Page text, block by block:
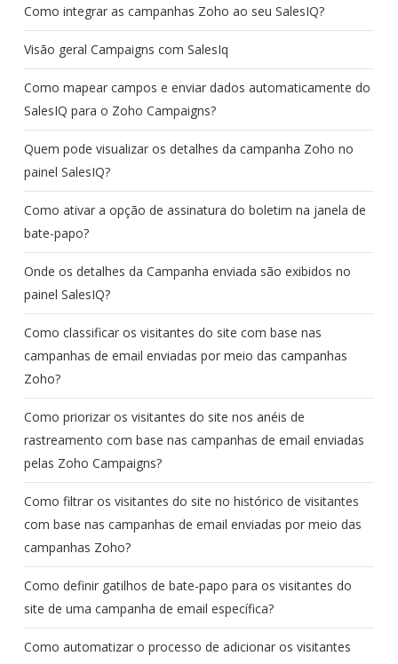
Como integrar as campanhas Zoho ao seu SalesIQ?
Visão geral Campaigns com SalesIq
Como mapear campos e enviar dados automaticamente do
SalesIQ para o Zoho Campaigns?
Quem pode visualizar os detalhes da campanha Zoho no
painel SalesIQ?
Como ativar a opção de assinatura do boletim na janela de
bate-papo?
Onde os detalhes da Campanha enviada são exibidos no
painel SalesIQ?
Como classificar os visitantes do site com base nas
campanhas de email enviadas por meio das campanhas
Zoho?
Como priorizar os visitantes do site nos anéis de
rastreamento com base nas campanhas de email enviadas
pelas Zoho Campaigns?
Como filtrar os visitantes do site no histórico de visitantes
com base nas campanhas de email enviadas por meio das
campanhas Zoho?
Como definir gatilhos de bate-papo para os visitantes do
site de uma campanha de email específica?
Como automatizar o processo de adicionar os visitantes